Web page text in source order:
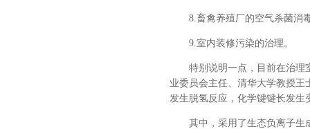
8.畜禽养殖厂的空气杀菌消
9.室内装修污染的治理。
特别说明一点，目前在治理
业委员会主任、清华大学教授
发生脱氢反应，化学键键长发生
其中，采用了生态负离子生